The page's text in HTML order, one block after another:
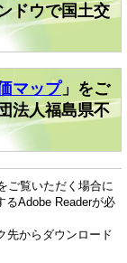
ドウで国土交
マップ」をご
法人福島県不
ご覧いただく場合に
るAdobe Readerが必
先からダウンロード